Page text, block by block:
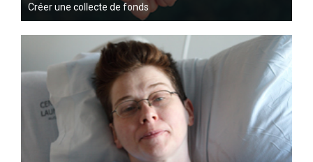
Créer une collecte de fonds